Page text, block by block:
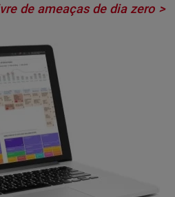
de ameaças de dia zero